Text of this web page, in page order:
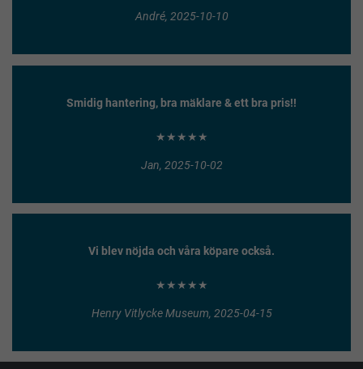
André, 2025-10-10
Smidig hantering, bra mäklare & ett bra pris!!
★★★★★
Jan, 2025-10-02
Vi blev nöjda och våra köpare också.
★★★★★
Henry Vitlycke Museum, 2025-04-15